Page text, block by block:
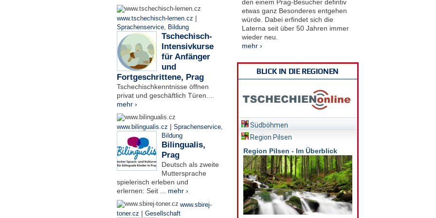
www.tschechisch-lernen.cz |
Sprachenservice, Bildung
Tschechisch-
Intensivkurse
für Anfänger
und
Fortgeschrittene, Prag
Tschechischkenntnisse öffnen
privat und geschäftlich Türen....
mehr ›
www.bilingualis.cz | Sprachenservice,
Bildung
Bilingualis,
Prag
Deutsch als zweite
Muttersprache
spielerisch erleben und
erlernen: Seit ... mehr ›
www.sbirej-
toner.cz | Gesellschaft
den einem Prag-Besucher defintiv
etwas ganz Besonderes entgehen
würde. Dabei erfindet sich die
Laterna seit über 50 Jahren immer
wieder neu.
mehr ›
BLICK IN DIE REGIONEN
Südböhmen
Region Pilsen
Region Pilsen - Im Überblick